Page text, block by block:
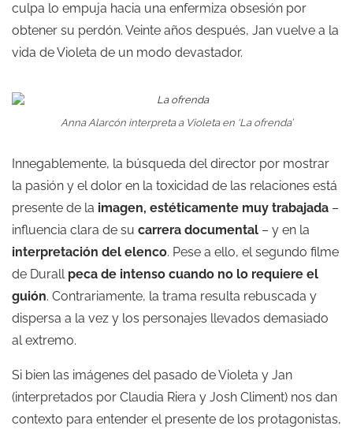
culpa lo empuja hacia una enfermiza obsesión por
obtener su perdón. Veinte años después, Jan vuelve a la
vida de Violeta de un modo devastador.
Anna Alarcón interpreta a Violeta en ‘La ofrenda’
Innegablemente, la búsqueda del director por mostrar
la pasión y el dolor en la toxicidad de las relaciones está
presente de la imagen, estéticamente muy trabajada –
influencia clara de su carrera documental – y en la
interpretación del elenco. Pese a ello, el segundo filme
de Durall peca de intenso cuando no lo requiere el
guión. Contrariamente, la trama resulta rebuscada y
dispersa a la vez y los personajes llevados demasiado
al extremo.
Si bien las imágenes del pasado de Violeta y Jan
(interpretados por Claudia Riera y Josh Climent) nos dan
contexto para entender el presente de los protagonistas,